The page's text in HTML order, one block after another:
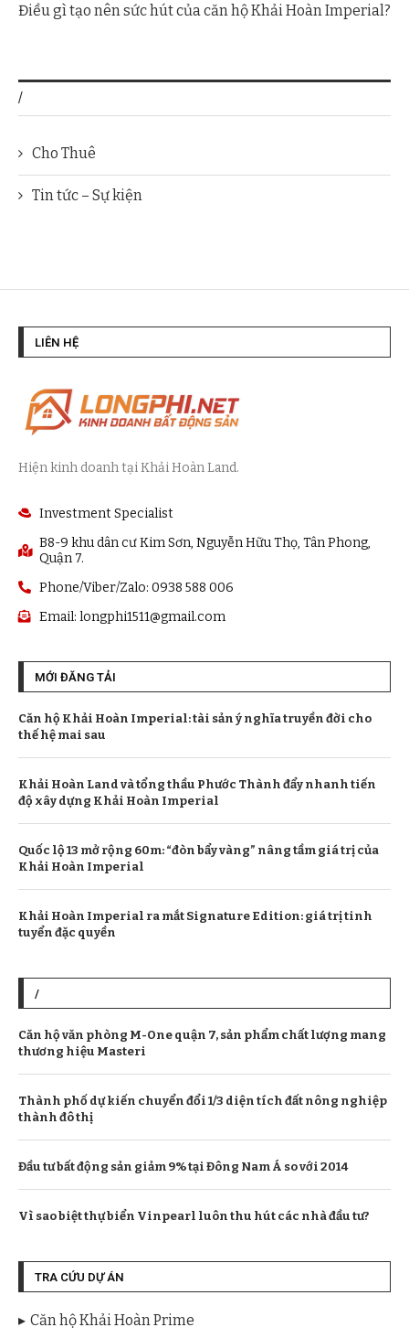
Điều gì tạo nên sức hút của căn hộ Khải Hoàn Imperial?
/
Cho Thuê
Tin tức – Sự kiện
LIÊN HỆ
Hiện kinh doanh tại Khải Hoàn Land.
Investment Specialist
B8-9 khu dân cư Kim Sơn, Nguyễn Hữu Thọ, Tân Phong,
Quận 7.
Phone/Viber/Zalo: 0938 588 006
Email: longphi1511@gmail.com
MỚI ĐĂNG TẢI
Căn hộ Khải Hoàn Imperial: tài sản ý nghĩa truyền đời cho
thế hệ mai sau
Khải Hoàn Land và tổng thầu Phước Thành đẩy nhanh tiến
độ xây dựng Khải Hoàn Imperial
Quốc lộ 13 mở rộng 60m: “đòn bẩy vàng” nâng tầm giá trị của
Khải Hoàn Imperial
Khải Hoàn Imperial ra mắt Signature Edition: giá trị tinh
tuyển đặc quyền
/
Căn hộ văn phòng M-One quận 7, sản phẩm chất lượng mang
thương hiệu Masteri
Thành phố dự kiến chuyển đổi 1/3 diện tích đất nông nghiệp
thành đô thị
Đầu tư bất động sản giảm 9% tại Đông Nam Á so với 2014
Vì sao biệt thự biển Vinpearl luôn thu hút các nhà đầu tư?
TRA CỨU DỰ ÁN
Căn hộ Khải Hoàn Prime